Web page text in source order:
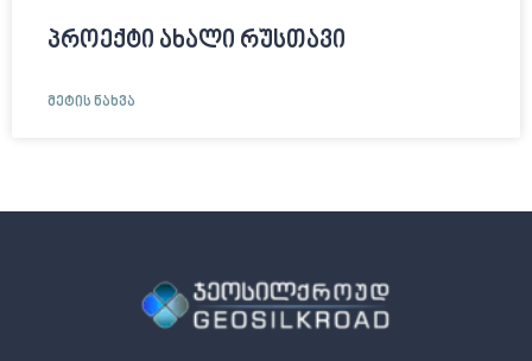
პროექტი ახალი რუსთავი
ᲛᲔᲢᲘᲡ ᲜᲐᲮᲕᲐ